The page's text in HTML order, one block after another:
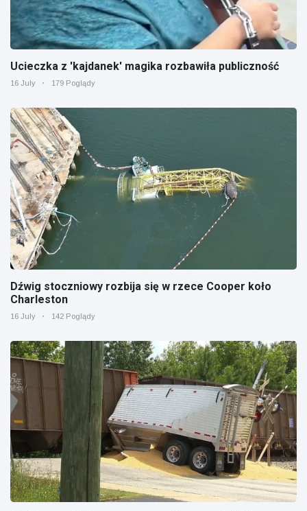
Ucieczka z 'kajdanek' magika rozbawiła publiczność
16 July 179 Poglądy
Dźwig stoczniowy rozbija się w rzece Cooper koło
Charleston
16 July 142 Poglądy